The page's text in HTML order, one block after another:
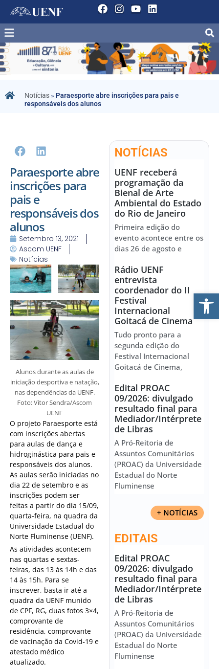
Notícias » Paraesporte abre inscrições para pais e
responsáveis dos alunos
Paraesporte abre
inscrições para
pais e
responsáveis dos
alunos
Setembro 13, 2021
Ascom UENF
Notícias
Alunos durante as aulas de
iniciação desportiva e natação,
nas dependências da UENF.
Foto: Vitor Sendra/Ascom
UENF
O projeto Paraesporte está
com inscrições abertas
para aulas de dança e
hidroginástica para pais e
responsáveis dos alunos.
As aulas serão iniciadas no
dia 22 de setembro e as
inscrições podem ser
feitas a partir do dia 15/09,
quarta-feira, na quadra da
Universidade Estadual do
Norte Fluminense (UENF).
As atividades acontecem
nas quartas e sextas-
feiras, das 13 às 14h e das
14 às 15h. Para se
inscrever, basta ir até a
quadra da UENF munido
de CPF, RG, duas fotos 3×4,
comprovante de
residência, comprovante
de vacinação da Covid-19 e
atestado médico
atualizado.
NOTÍCIAS
UENF receberá
programação da
Bienal de Arte
Ambiental do Estado
do Rio de Janeiro
Primeira edição do
evento acontece entre os
dias 26 de agosto e
Rádio UENF
entrevista
coordenador do II
Festival
Internacional
Goitacá de Cinema
Tudo pronto para a
segunda edição do
Festival Internacional
Goitacá de Cinema,
Edital PROAC
09/2026: divulgado
resultado final para
Mediador/Intérprete
de Libras
A Pró-Reitoria de
Assuntos Comunitários
(PROAC) da Universidade
Estadual do Norte
Fluminense
+ NOTÍCIAS
EDITAIS
Edital PROAC
09/2026: divulgado
resultado final para
Mediador/Intérprete
de Libras
A Pró-Reitoria de
Assuntos Comunitários
(PROAC) da Universidade
Estadual do Norte
Fluminense